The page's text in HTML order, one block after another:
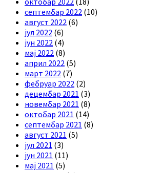
септембар 2022 (10)
август 2022 (6)
јул 2022 (6)
јун 2022 (4)
мај 2022 (8)
април 2022 (5)
март 2022 (7)
фебруар 2022 (2)
децембар 2021 (3)
новембар 2021 (8)
октобар 2021 (14)
септембар 2021 (8)
август 2021 (5)
јул 2021 (3)
јун 2021 (11)
мај 2021 (5)